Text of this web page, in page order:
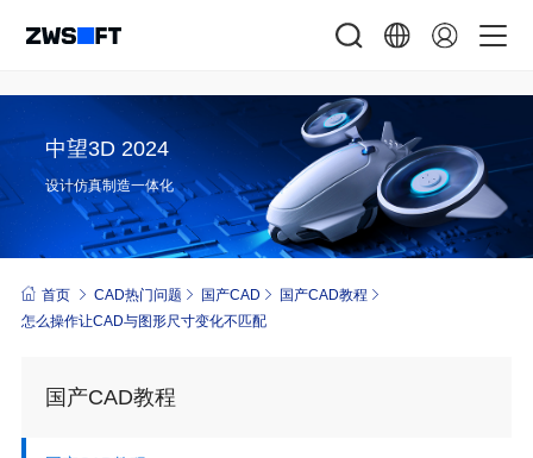
中望3D 2024
设计仿真制造一体化
首页 CAD热门问题 国产CAD
国产CAD教程
怎么操作让CAD与图形尺寸变化不匹配
国产CAD教程